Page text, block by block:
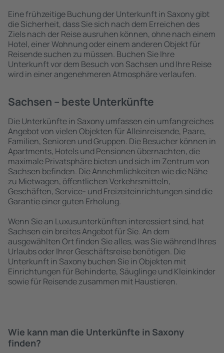
Eine frühzeitige Buchung der Unterkunft in Saxony gibt
die Sicherheit, dass Sie sich nach dem Erreichen des
Ziels nach der Reise ausruhen können, ohne nach einem
Hotel, einer Wohnung oder einem anderen Objekt für
Reisende suchen zu müssen. Buchen Sie Ihre
Unterkunft vor dem Besuch von Sachsen und Ihre Reise
wird in einer angenehmeren Atmosphäre verlaufen.
Sachsen – beste Unterkünfte
Die Unterkünfte in Saxony umfassen ein umfangreiches
Angebot von vielen Objekten für Alleinreisende, Paare,
Familien, Senioren und Gruppen. Die Besucher können in
Apartments, Hotels und Pensionen übernachten, die
maximale Privatsphäre bieten und sich im Zentrum von
Sachsen befinden. Die Annehmlichkeiten wie die Nähe
zu Mietwagen, öffentlichen Verkehrsmitteln,
Geschäften, Service- und Freizeiteinrichtungen sind die
Garantie einer guten Erholung.
Wenn Sie an Luxusunterkünften interessiert sind, hat
Sachsen ein breites Angebot für Sie. An dem
ausgewählten Ort finden Sie alles, was Sie während Ihres
Urlaubs oder Ihrer Geschäftsreise benötigen. Die
Unterkunft in Saxony buchen Sie in Objekten mit
Einrichtungen für Behinderte, Säuglinge und Kleinkinder
sowie für Reisende zusammen mit Haustieren.
Wie kann man die Unterkünfte in Saxony
finden?